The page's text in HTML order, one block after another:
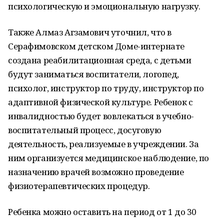
психологическую и эмоциональную нагрузку.
Также Алмаз Агзамович уточнил, что в
Серафимовском детском Доме-интернате
создана реабилитационная среда, с детьми
будут заниматься воспитатели, логопед,
психолог, инструктор по труду, инструктор по
адаптивной физической культуре. Ребенок с
инвалидностью будет вовлекаться в учебно-
воспитательный процесс, досуговую
деятельность, реализуемые в учреждении. За
ним организуется медицинское наблюдение, по
назначению врачей возможно проведение
физиотерапевтических процедур.
Ребенка можно оставить на период от 1 до 30